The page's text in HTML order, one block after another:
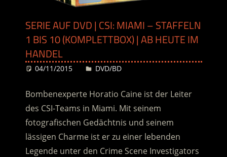
SERIE AUF DVD | CSI: MIAMI – STAFFELN
1 BIS 10 (KOMPLETTBOX) | AB HEUTE IM
HANDEL
04/11/2015 Desiree
DVD/BD
Bombenexperte Horatio Caine ist der Leiter
des CSI-Teams in Miami. Mit seinem
fotografischen Gedächtnis und seinem
lässigen Charme ist er zu einer lebenden
Legende unter den Crime Scene Investigators